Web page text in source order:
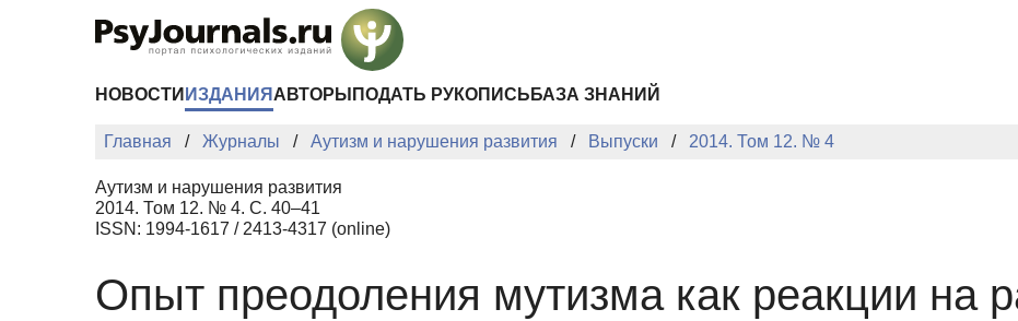
НОВОСТИ ИЗДАНИЯ АВТОРЫ ПОДАТЬ РУКОПИСЬ БАЗА ЗНАНИЙ
Главная Журналы Аутизм и нарушения развития Выпуски 2014. Том 12. № 4
Аутизм и нарушения развития
2014. Том 12. № 4. С. 40–41
ISSN: 1994-1617 / 2413-4317 (online)
Опыт преодоления мутизма как реакции на